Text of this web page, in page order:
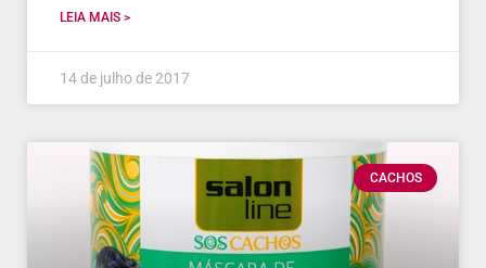
LEIA MAIS >
14 de julho de 2017
CACHOS